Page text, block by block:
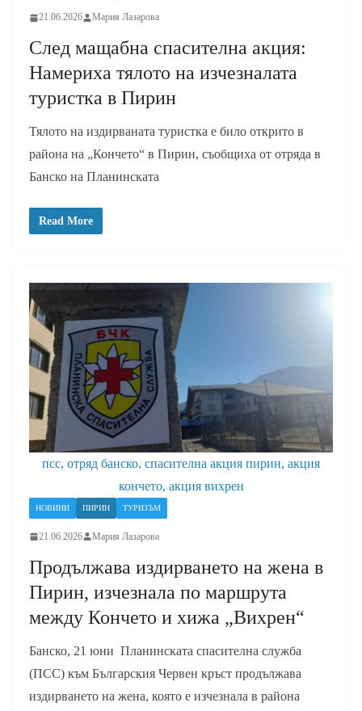
21.06.2026 Мария Лазарова
След мащабна спасителна акция:
Намериха тялото на изчезналата
туристка в Пирин
Тялото на издирваната туристка е било открито в
района на „Кончето“ в Пирин, съобщиха от отряда в
Банско на Планинската
Read More
псс, отряд банско, спасителна акция пирин, акция
кончето, акция вихрен
НОВИНИ ПИРИН ТУРИЗЪМ
21.06.2026 Мария Лазарова
Продължава издирването на жена в
Пирин, изчезнала по маршрута
между Кончето и хижа „Вихрен“
Банско, 21 юни Планинската спасителна служба
(ПСС) към Българския Червен кръст продължава
издирването на жена, която е изчезнала в района